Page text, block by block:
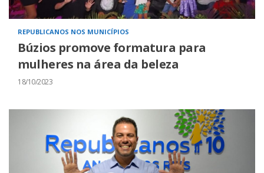
REPUBLICANOS NOS MUNICÍPIOS
Búzios promove formatura para
mulheres na área da beleza
18/10/2023